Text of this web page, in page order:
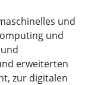
und
und
erweiterten
zur digitalen